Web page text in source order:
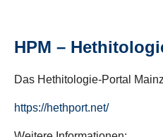
HPM –
Das Hethitologie-Portal
https://hethport.net/